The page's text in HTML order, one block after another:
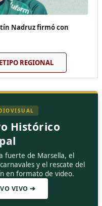
Nadruz firmó con
REGIONAL
Histórico
fuerte de Marsella, el
y el rescate del
en formato de video.
VIVO ➔